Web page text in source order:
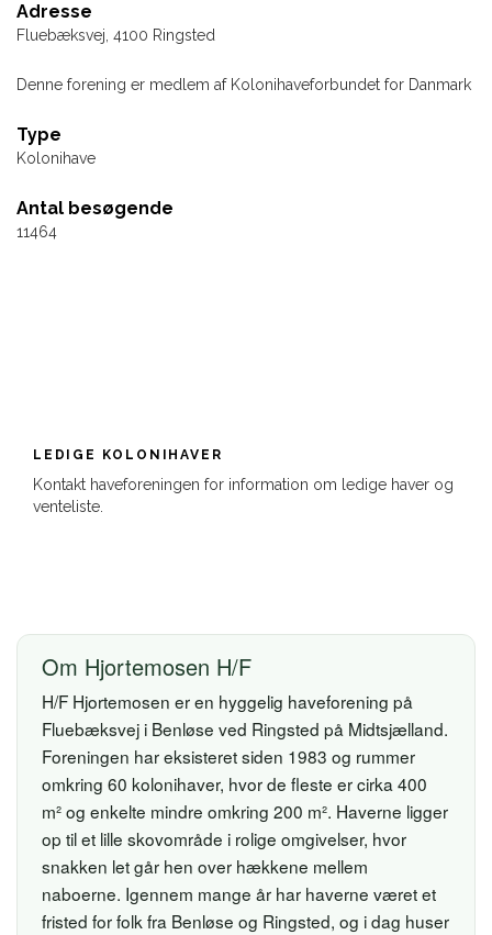
LEDIGE KOLONIHAVER
Kontakt haveforeningen for information om ledige haver og
venteliste.
Adresse
Fluebæksvej, 4100 Ringsted
Denne forening er medlem af Kolonihaveforbundet for Danmark
Type
Kolonihave
Antal besøgende
11464
Om Hjortemosen H/F
H/F Hjortemosen er en hyggelig haveforening på
Fluebæksvej i Benløse ved Ringsted på Midtsjælland.
Foreningen har eksisteret siden 1983 og rummer
omkring 60 kolonihaver, hvor de fleste er cirka 400
m² og enkelte mindre omkring 200 m². Haverne ligger
op til et lille skovområde i rolige omgivelser, hvor
snakken let går hen over hækkene mellem
naboerne. Igennem mange år har haverne været et
fristed for folk fra Benløse og Ringsted, og i dag huser